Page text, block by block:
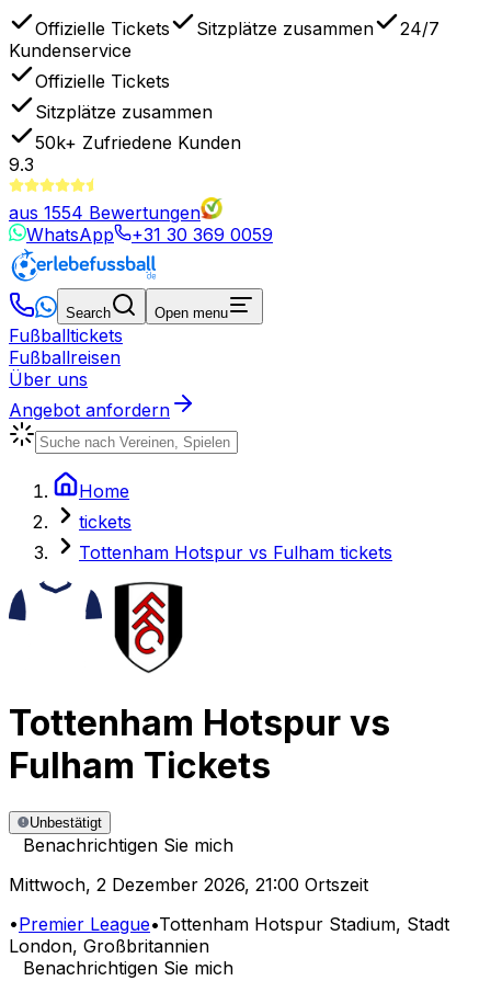
Offizielle Tickets Sitzplätze zusammen
24/7
Kundenservice
Offizielle Tickets
Sitzplätze zusammen
50k+ Zufriedene Kunden
9.3
aus 1554 Bewertungen
WhatsApp
+31 30 369 0059
Search Open menu
Fußballtickets
Fußballreisen
Über uns
Angebot anfordern
Home
tickets
Tottenham Hotspur vs Fulham tickets
Tottenham Hotspur vs
Fulham Tickets
Unbestätigt
Benachrichtigen Sie mich
Mittwoch, 2 Dezember 2026, 21:00 Ortszeit
•Premier League•Tottenham Hotspur Stadium, Stadt
London, Großbritannien
Benachrichtigen Sie mich